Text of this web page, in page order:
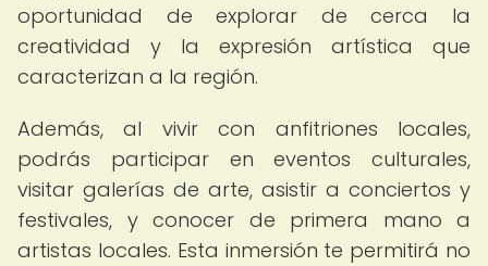
oportunidad de explorar de cerca la
creatividad y la expresión artística que
caracterizan a la región.
Además, al vivir con anfitriones locales,
podrás participar en eventos culturales,
visitar galerías de arte, asistir a conciertos y
festivales, y conocer de primera mano a
artistas locales. Esta inmersión te permitirá no